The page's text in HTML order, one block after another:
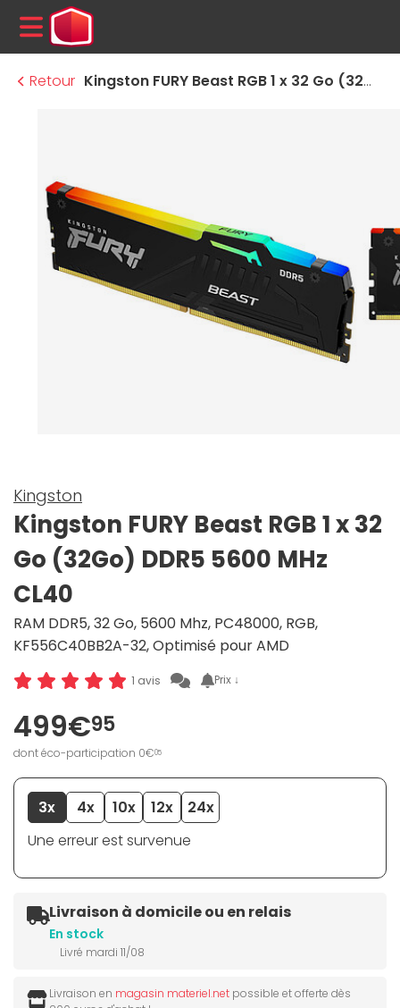
MENU
Retour
Kingston FURY Beast RGB 1 x 32 Go (32Go) DDR5 5600 MHz CL40
Kingston
Kingston FURY Beast RGB 1 x 32
Go (32Go) DDR5 5600 MHz
CL40
RAM DDR5, 32 Go, 5600 Mhz, PC48000, RGB,
KF556C40BB2A-32, Optimisé pour AMD
1 avis Prix ↓
499€95
dont éco-participation 0€05
3x 4x 10x 12x
24x
Une erreur est survenue
Livraison à domicile ou en relais
En stock
Livré mardi 11/08
Livraison en magasin materiel.net possible et offerte dès